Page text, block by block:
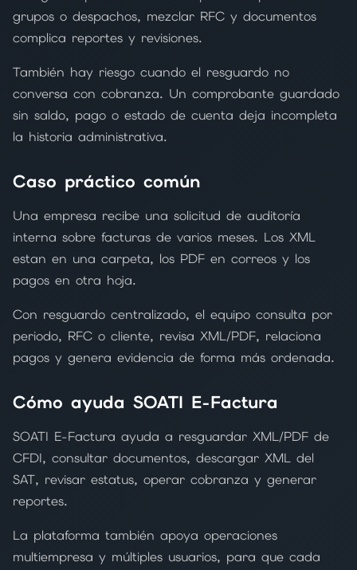
grupos o despachos, mezclar RFC y documentos
complica reportes y revisiones.
También hay riesgo cuando el resguardo no
conversa con cobranza. Un comprobante guardado
sin saldo, pago o estado de cuenta deja incompleta
la historia administrativa.
Caso práctico común
Una empresa recibe una solicitud de auditoría
interna sobre facturas de varios meses. Los XML
estan en una carpeta, los PDF en correos y los
pagos en otra hoja.
Con resguardo centralizado, el equipo consulta por
periodo, RFC o cliente, revisa XML/PDF, relaciona
pagos y genera evidencia de forma más ordenada.
Cómo ayuda SOATI E-Factura
SOATI E-Factura ayuda a resguardar XML/PDF de
CFDI, consultar documentos, descargar XML del
SAT, revisar estatus, operar cobranza y generar
reportes.
La plataforma también apoya operaciones
multiempresa y múltiples usuarios, para que cada